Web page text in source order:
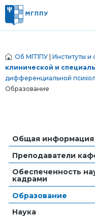
Об МГППУ Институты и
клинической и
дифференциальной
Образование
Общая информация
Преподаватели
Обеспеченность
кадрами
Образование
Наука